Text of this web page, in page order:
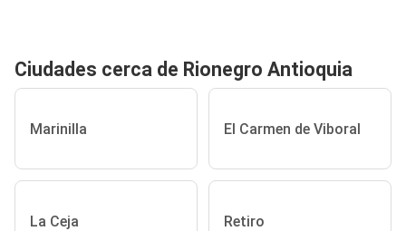
Ciudades cerca de Rionegro Antioquia
Marinilla El Carmen de Viboral
La Ceja Retiro